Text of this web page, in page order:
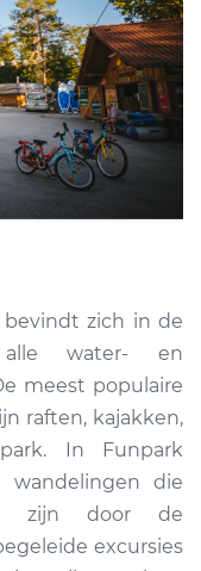
zich in de
water- en
meest populaire
raften, kajakken,
In Funpark
wandelingen die
zijn door de
excursies